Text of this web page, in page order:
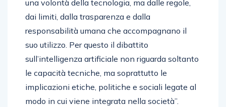
una volontà della tecnologia, ma dalle regole,
dai limiti, dalla trasparenza e dalla
responsabilità umana che accompagnano il
suo utilizzo. Per questo il dibattito
sull’intelligenza artificiale non riguarda soltanto
le capacità tecniche, ma soprattutto le
implicazioni etiche, politiche e sociali legate al
modo in cui viene integrata nella società”.